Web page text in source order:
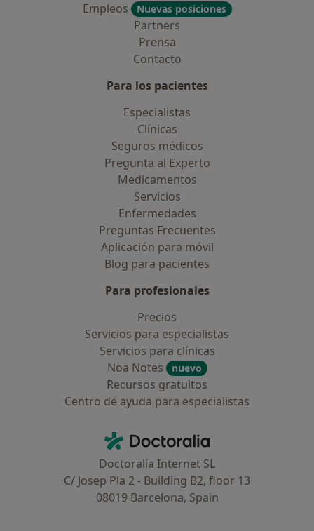
Empleos
Nuevas posiciones
Partners
Prensa
Contacto
Para los pacientes
Especialistas
Clínicas
Seguros médicos
Pregunta al Experto
Medicamentos
Servicios
Enfermedades
Preguntas Frecuentes
Aplicación para móvil
Blog para pacientes
Para profesionales
Precios
Servicios para especialistas
Servicios para clínicas
Noa Notes
nuevo
Recursos gratuitos
Centro de ayuda para especialistas
Doctoralia - Página de inicio
Doctoralia Internet SL
C/ Josep Pla 2 - Building B2, floor 13
08019 Barcelona, Spain